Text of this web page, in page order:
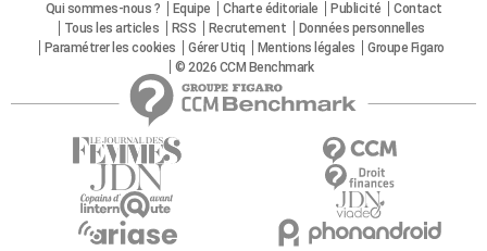
Qui sommes-nous ? Equipe Charte éditoriale Publicité
Contact
Tous les articles
RSS Recrutement
Données personnelles
Paramétrer les cookies
Gérer Utiq Mentions légales
Groupe Figaro
© 2026 CCM Benchmark